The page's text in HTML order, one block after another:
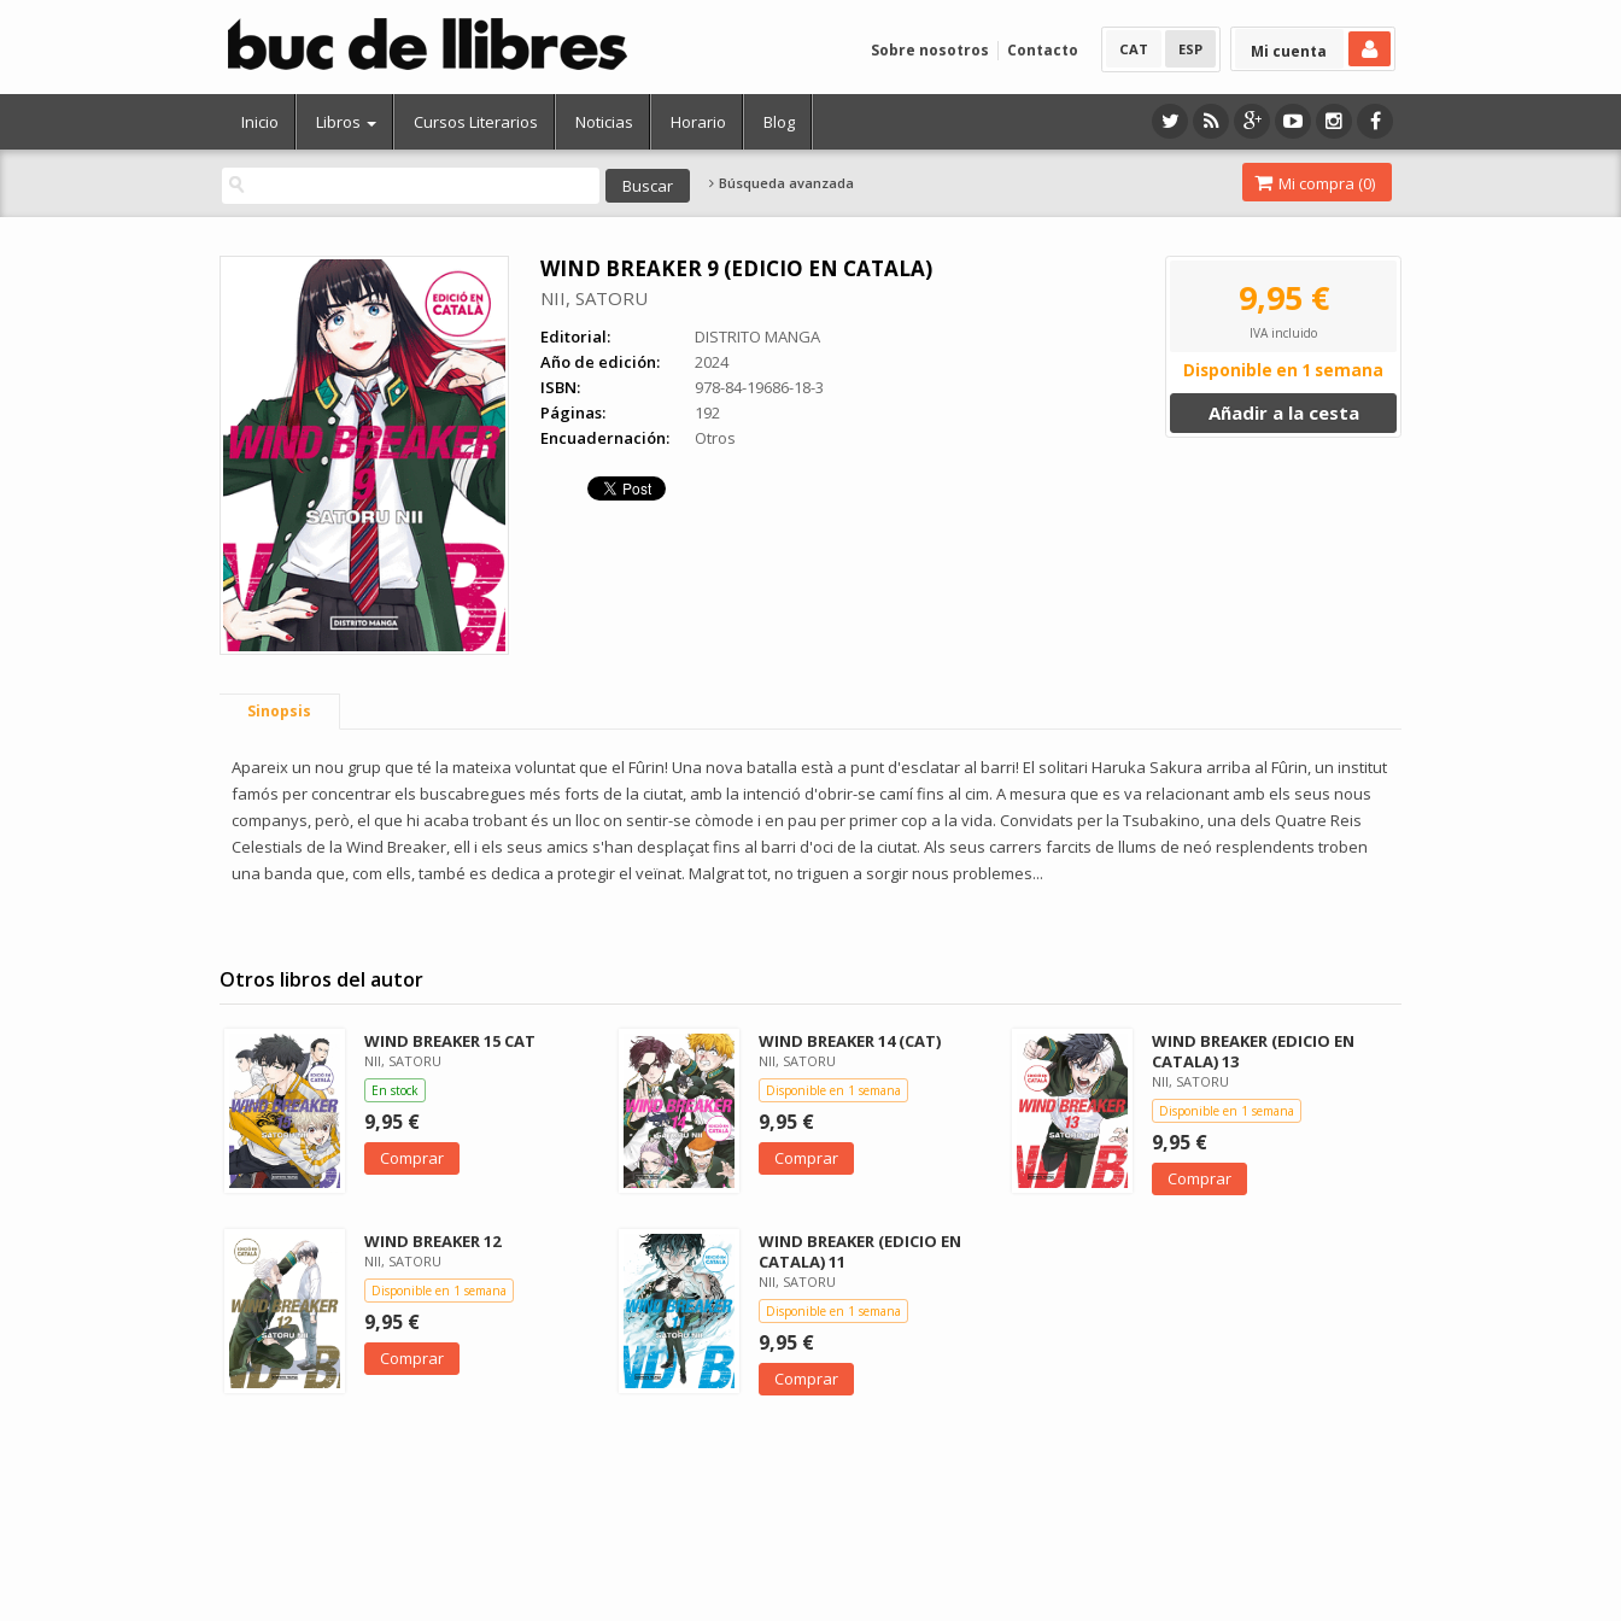
Mi cuenta
CAT ESP
Sobre nosotros Contacto
Inicio Libros Cursos Literarios Noticias Horario Blog
Búsqueda avanzada Mi compra (0)
WIND BREAKER 9 (EDICIO EN CATALA)
NII, SATORU
Editorial:
DISTRITO MANGA
Año de edición:
2024
ISBN:
978-84-19686-18-3
Páginas:
192
Encuadernación:
Otros
9,95 €
IVA incluido
Disponible en 1 semana
Añadir a la cesta
Sinopsis
Apareix un nou grup que té la mateixa voluntat que el Fûrin! Una nova batalla està a punt d'esclatar al barri! El solitari Haruka Sakura arriba al Fûrin, un institut
famós per concentrar els buscabregues més forts de la ciutat, amb la intenció d'obrir-se camí fins al cim. A mesura que es va relacionant amb els seus nous
companys, però, el que hi acaba trobant és un lloc on sentir-se còmode i en pau per primer cop a la vida. Convidats per la Tsubakino, una dels Quatre Reis
Celestials de la Wind Breaker, ell i els seus amics s'han desplaçat fins al barri d'oci de la ciutat. Als seus carrers farcits de llums de neó resplendents troben
una banda que, com ells, també es dedica a protegir el veïnat. Malgrat tot, no triguen a sorgir nous problemes...
Otros libros del autor
WIND BREAKER 15 CAT
NII, SATORU
En stock
9,95 €
Comprar
WIND BREAKER 14 (CAT)
NII, SATORU
Disponible en 1 semana
9,95 €
Comprar
WIND BREAKER (EDICIO EN
CATALA) 13
NII, SATORU
Disponible en 1 semana
9,95 €
Comprar
WIND BREAKER 12
NII, SATORU
Disponible en 1 semana
9,95 €
Comprar
WIND BREAKER (EDICIO EN
CATALA) 11
NII, SATORU
Disponible en 1 semana
9,95 €
Comprar